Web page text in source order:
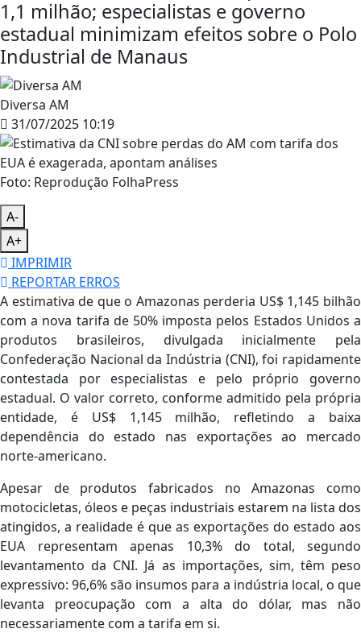
1,1 milhão; especialistas e governo
estadual minimizam efeitos sobre o Polo
Industrial de Manaus
Diversa AM
31/07/2025 10:19
Foto: Reprodução FolhaPress
A-
A+
IMPRIMIR
REPORTAR ERROS
A estimativa de que o Amazonas perderia US$ 1,145 bilhão
com a nova tarifa de 50% imposta pelos Estados Unidos a
produtos brasileiros, divulgada inicialmente pela
Confederação Nacional da Indústria (CNI), foi rapidamente
contestada por especialistas e pelo próprio governo
estadual. O valor correto, conforme admitido pela própria
entidade, é US$ 1,145 milhão, refletindo a baixa
dependência do estado nas exportações ao mercado
norte-americano.
Apesar de produtos fabricados no Amazonas como
motocicletas, óleos e peças industriais estarem na lista dos
atingidos, a realidade é que as exportações do estado aos
EUA representam apenas 10,3% do total, segundo
levantamento da CNI. Já as importações, sim, têm peso
expressivo: 96,6% são insumos para a indústria local, o que
levanta preocupação com a alta do dólar, mas não
necessariamente com a tarifa em si.